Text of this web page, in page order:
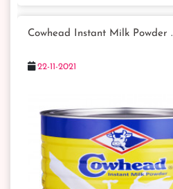
Cowhead Instant Milk Powder .
22-11-2021